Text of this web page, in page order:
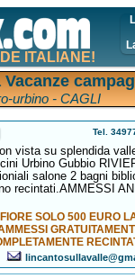
ITALIANE!
Vacanze
urbino - CAGLI
Tel.
vista su splendida
Urbino Gubbio
salone 2 bagni
recintati.AMMESSI
SOLO 500 EURO